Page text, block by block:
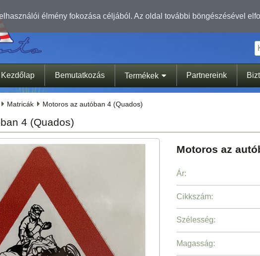
élmény fokozása céljából. Az oldal további böngészésével
Kezdőlap Bemutatkozás Termékek Partnereink
Matricák Motoros az autóban 4 (Quados)
4 (Quados)
Motoros az
Ár:
Cikkszám:
Szélesség:
Magasság: